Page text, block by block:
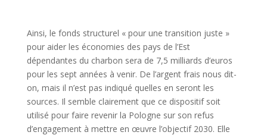
Ainsi, le fonds structurel « pour une transition juste »
pour aider les économies des pays de l’Est
dépendantes du charbon sera de 7,5 milliards d’euros
pour les sept années à venir. De l’argent frais nous dit-
on, mais il n’est pas indiqué quelles en seront les
sources. Il semble clairement que ce dispositif soit
utilisé pour faire revenir la Pologne sur son refus
d’engagement à mettre en œuvre l’objectif 2030. Elle